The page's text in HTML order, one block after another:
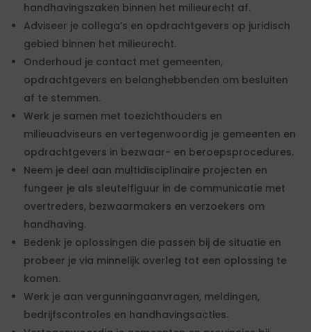
handhavingszaken binnen het milieurecht af.
Adviseer je collega’s en opdrachtgevers op juridisch
gebied binnen het milieurecht.
Onderhoud je contact met gemeenten,
opdrachtgevers en belanghebbenden om besluiten
af te stemmen.
Werk je samen met toezichthouders en
milieuadviseurs en vertegenwoordig je gemeenten en
opdrachtgevers in bezwaar- en beroepsprocedures.
Neem je deel aan multidisciplinaire projecten en
fungeer je als sleutelfiguur in de communicatie met
overtreders, bezwaarmakers en verzoekers om
handhaving.
Bedenk je oplossingen die passen bij de situatie en
probeer je via minnelijk overleg tot een oplossing te
komen.
Werk je aan vergunningaanvragen, meldingen,
bedrijfscontroles en handhavingsacties.